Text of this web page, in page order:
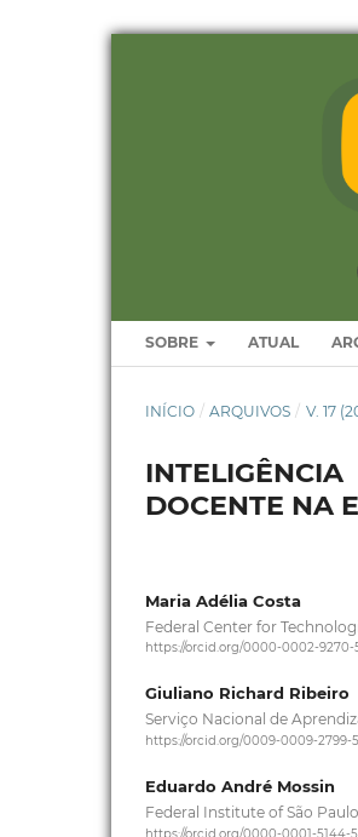
SOBRE ATUAL
INÍCIO / ARQUIVOS / V. 17
DOCENTE NA
Maria Adélia Costa
Federal Center for
https://orcid.org/0000-0002-9270-
Giuliano Richard Ribeiro
Serviço Nacional de
https://orcid.org/0009-0009-2799-
Eduardo André Mossin
Federal Institute of São Paulo